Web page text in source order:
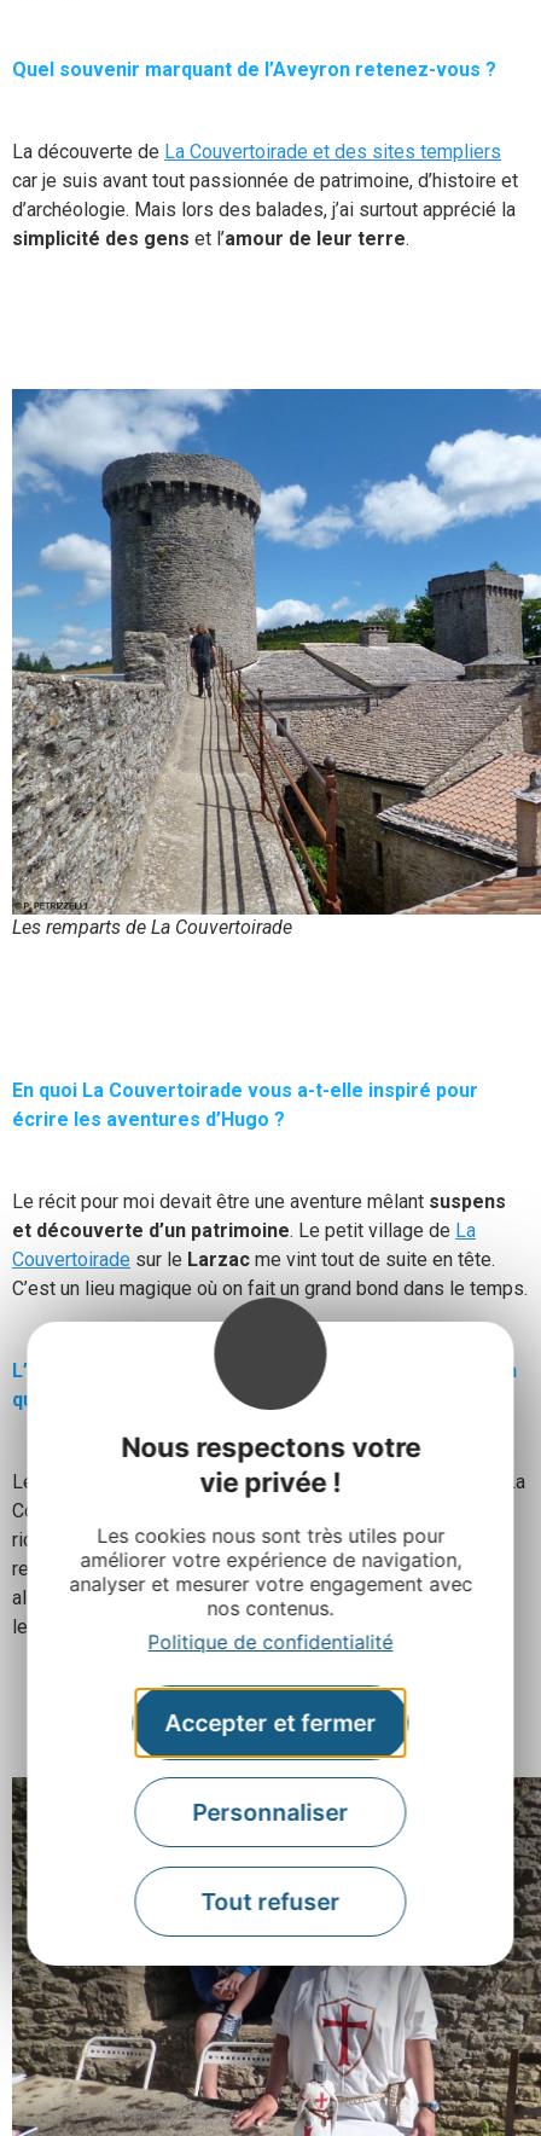
Nous respectons votre
vie privée !
Les cookies nous sont très utiles pour
améliorer votre expérience de navigation,
analyser et mesurer votre engagement avec
nos contenus.
Politique de confidentialité
Accepter et fermer
Personnaliser
Tout refuser
Quel souvenir marquant de l’Aveyron retenez-vous ?
La découverte de La Couvertoirade et des sites templiers
car je suis avant tout passionnée de patrimoine, d’histoire et
d’archéologie. Mais lors des balades, j’ai surtout apprécié la
simplicité des gens et l’amour de leur terre.
Les remparts de La Couvertoirade
En quoi La Couvertoirade vous a-t-elle inspiré pour
écrire les aventures d’Hugo ?
Le récit pour moi devait être une aventure mêlant suspens
et découverte d’un patrimoine. Le petit village de La
Couvertoirade sur le Larzac me vint tout de suite en tête.
C’est un lieu magique où on fait un grand bond dans le temps.
L’histoire d’Hugo et le mystère de La Couvertoirade en
quelques lignes…
Le jeune garçon Hugo, petit citadin, passe ses vacances à La
Couvertoirade chez ses grands-parents. Il va découvrir les
richesses d’une petite cité médiévale cachée derrière ses
remparts, une autre façon de vivre à la campagne et surtout
aller de surprises en surprises au fil des ruelles, à travers
les vieilles pierres.